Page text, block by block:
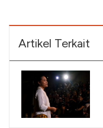
Artikel Terkait